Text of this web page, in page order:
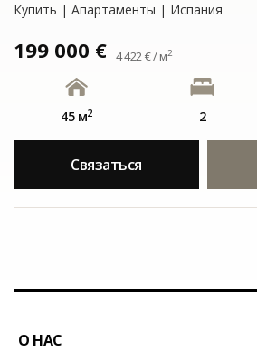
Купить | Апартаменты | Испания
199 000 € 4 422 € / м2
45 м2 2
Связаться
О НАС